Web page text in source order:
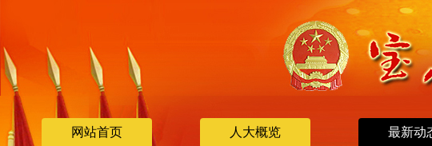
网站首页 人大概览 最新动